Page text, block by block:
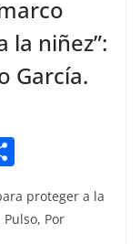
la niñez”:
García.
m
proteger a la
Por